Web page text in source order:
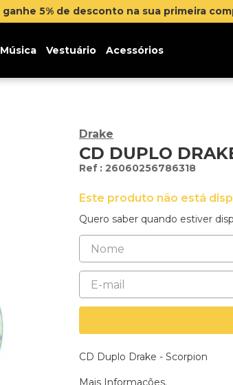
Parcelamento em até 12x sem juros.
Música Vestuário Acessórios
Drake
CD DUPLO
: 26060256786318
Este produto não está
Quero saber quando estiver
CD Duplo Drake - Scorpion
Mais Informações.